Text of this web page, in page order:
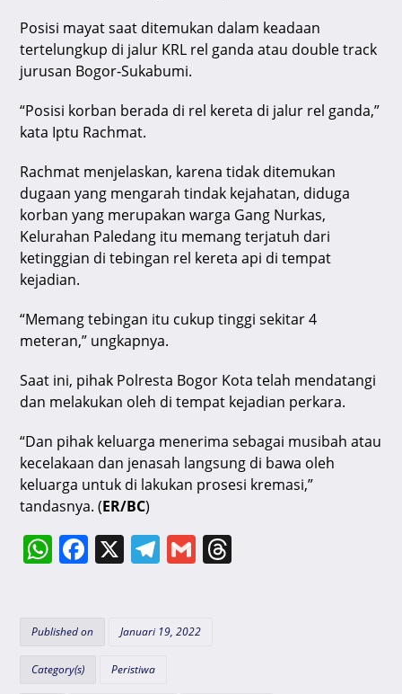
Posisi mayat saat ditemukan dalam keadaan
tertelungkup di jalur KRL rel ganda atau double track
jurusan Bogor-Sukabumi.
“Posisi korban berada di rel kereta di jalur rel ganda,”
kata Iptu Rachmat.
Rachmat menjelaskan, karena tidak ditemukan
dugaan yang mengarah tindak kejahatan, diduga
korban yang merupakan warga Gang Nurkas,
Kelurahan Paledang itu memang terjatuh dari
ketinggian di tebingan rel kereta api di tempat
kejadian.
“Memang tebingan itu cukup tinggi sekitar 4
meteran,” ungkapnya.
Saat ini, pihak Polresta Bogor Kota telah mendatangi
dan melakukan oleh di tempat kejadian perkara.
“Dan pihak keluarga menerima sebagai musibah atau
kecelakaan dan jenasah langsung di bawa oleh
keluarga untuk di lakukan prosesi kremasi,”
tandasnya. (ER/BC)
W
s
A
F
e
X T
gr
G
l
Published on Januari 19, 2022
Category(s) Peristiwa